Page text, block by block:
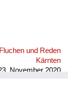
Fluchen und Reden
Kärnten
November 2020